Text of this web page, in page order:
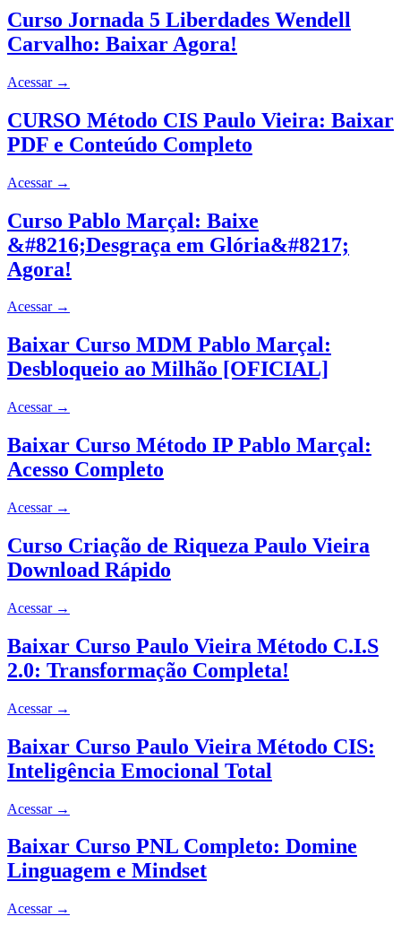
Curso Jornada 5 Liberdades Wendell
Carvalho: Baixar Agora!
Acessar →
CURSO Método CIS Paulo Vieira: Baixar
PDF e Conteúdo Completo
Acessar →
Curso Pablo Marçal: Baixe
&#8216;Desgraça em Glória&#8217;
Agora!
Acessar →
Baixar Curso MDM Pablo Marçal:
Desbloqueio ao Milhão [OFICIAL]
Acessar →
Baixar Curso Método IP Pablo Marçal:
Acesso Completo
Acessar →
Curso Criação de Riqueza Paulo Vieira
Download Rápido
Acessar →
Baixar Curso Paulo Vieira Método C.I.S
2.0: Transformação Completa!
Acessar →
Baixar Curso Paulo Vieira Método CIS:
Inteligência Emocional Total
Acessar →
Baixar Curso PNL Completo: Domine
Linguagem e Mindset
Acessar →